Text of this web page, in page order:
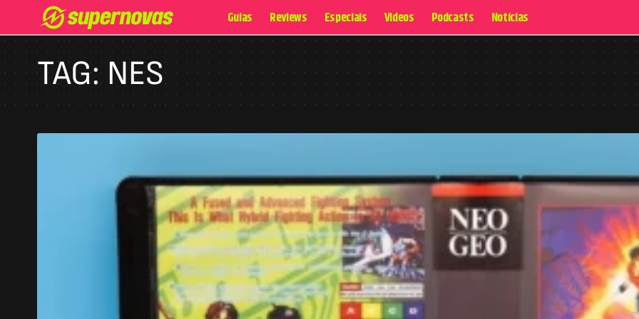
Guias Reviews Especiais Videos Podcasts Notícias
TAG:NES